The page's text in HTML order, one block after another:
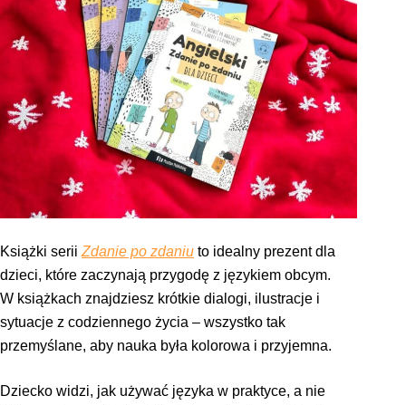
Książki serii Zdanie po zdaniu to idealny prezent dla
dzieci, które zaczynają przygodę z językiem obcym.
W książkach znajdziesz krótkie dialogi, ilustracje i
sytuacje z codziennego życia – wszystko tak
przemyślane, aby nauka była kolorowa i przyjemna.
Dziecko widzi, jak używać języka w praktyce, a nie